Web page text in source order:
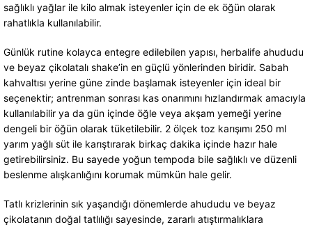
sağlıklı yağlar ile kilo almak isteyenler için de ek öğün olarak
rahatlıkla kullanılabilir.
Günlük rutine kolayca entegre edilebilen yapısı, herbalife ahududu
ve beyaz çikolatalı shake’in en güçlü yönlerinden biridir. Sabah
kahvaltısı yerine güne zinde başlamak isteyenler için ideal bir
seçenektir; antrenman sonrası kas onarımını hızlandırmak amacıyla
kullanılabilir ya da gün içinde öğle veya akşam yemeği yerine
dengeli bir öğün olarak tüketilebilir. 2 ölçek toz karışımı 250 ml
yarım yağlı süt ile karıştırarak birkaç dakika içinde hazır hale
getirebilirsiniz. Bu sayede yoğun tempoda bile sağlıklı ve düzenli
beslenme alışkanlığını korumak mümkün hale gelir.
Tatlı krizlerinin sık yaşandığı dönemlerde ahududu ve beyaz
çikolatanın doğal tatlılığı sayesinde, zararlı atıştırmalıklara